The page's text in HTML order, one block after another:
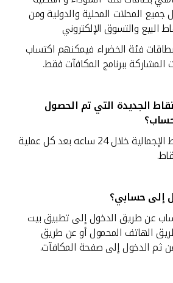
المحلات المحلية والدولية ومن
البيع والتسوق الإلكتروني
فئة الخضراء فيمكنهم اكتساب
المشاركة ببرنامج المكافآت فقط.
الجديدة التي تم الحصول
؟
سوف يتم إضافة النقاط الإجمالية خلال 24 ساعه بعد كل عملية
إلى حسابي؟
عن طريق الدخول إلى تطبيقبيت
الهاتف المحمول أو عن طريق
ثم الدخول إلى صفحة المكافآت.